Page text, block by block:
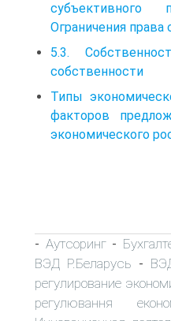
субъективного
Ограничения права
5.3.
собственности
Типы
факторов
экономического
- Аутсоринг-
ВЭД Р.Беларусь -
регулирование
регулювання